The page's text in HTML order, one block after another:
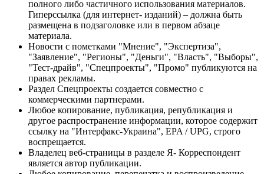
полного либо частичного использования материалов.
Гиперссылка (для интернет- изданий) – должна быть
размещена в подзаголовке или в первом абзаце
материала.
Новости с пометками "Мнение", "Экспертиза",
"Заявление", "Регионы", "Деньги", "Власть", "Выборы",
"Тест-драйв", "Спецпроекты", "Промо" публикуются на
правах рекламы.
Раздел Спецпроекты создается совместно с
коммерческими партнерами.
Любое копирование, публикация, републикация и
другое распространение информации, которое содержит
ссылку на "Интерфакс-Украина", EPA / UPG, строго
воспрещается.
Владелец веб-страницы в разделе Я- Корреспондент
является автор публикации.